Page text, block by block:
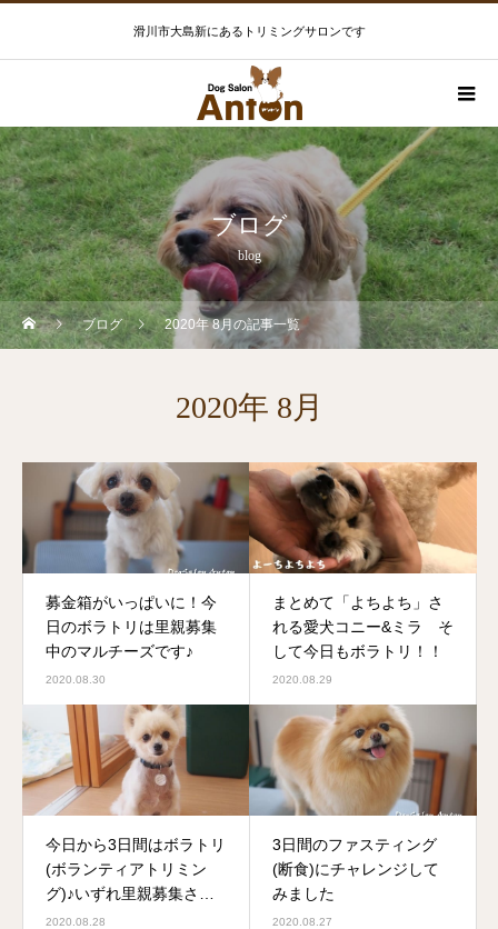
滑川市大島新にあるトリミングサロンです
ブログ
blog
ブログ 2020年 8月の記事一覧
2020年 8月
募金箱がいっぱいに！今
日のボラトリは里親募集
中のマルチーズです♪
2020.08.30
まとめて「よちよち」さ
れる愛犬コニー&ミラ そ
して今日もボラトリ！！
2020.08.29
今日から3日間はボラトリ
(ボランティアトリミン
グ)♪いずれ里親募集され
る可愛い子ですよ♪
2020.08.28
3日間のファスティング
(断食)にチャレンジして
みました
2020.08.27